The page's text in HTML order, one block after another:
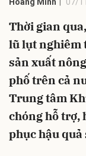
Thời gian
lũ lụt nghiêm
sản xuất
phố trên cả
Trung tâm
chóng hỗ trợ,
phục hậu quả